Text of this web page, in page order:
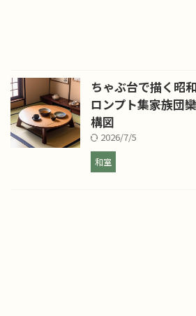
ちゃぶ台で描く昭
ロンプト集――家族
構図
2026/7/5
和室